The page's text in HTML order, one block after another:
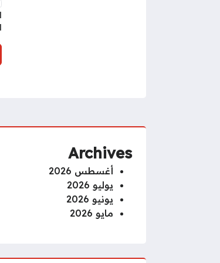
Archives
أغسطس 2026
يوليو 2026
يونيو 2026
مايو 2026